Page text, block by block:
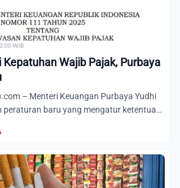
WIB
Wajib Pajak, Purbaya
– Menteri Keuangan Purbaya Yudhi
peraturan baru yang mengatur ketentuan